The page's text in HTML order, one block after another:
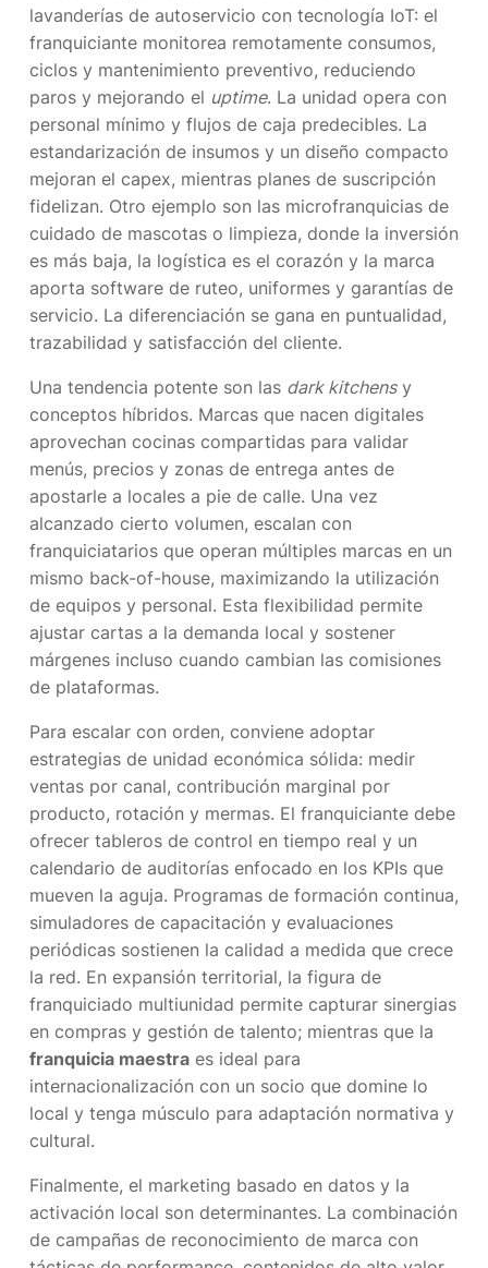
lavanderías de autoservicio con tecnología IoT: el
franquiciante monitorea remotamente consumos,
ciclos y mantenimiento preventivo, reduciendo
paros y mejorando el uptime. La unidad opera con
personal mínimo y flujos de caja predecibles. La
estandarización de insumos y un diseño compacto
mejoran el capex, mientras planes de suscripción
fidelizan. Otro ejemplo son las microfranquicias de
cuidado de mascotas o limpieza, donde la inversión
es más baja, la logística es el corazón y la marca
aporta software de ruteo, uniformes y garantías de
servicio. La diferenciación se gana en puntualidad,
trazabilidad y satisfacción del cliente.
Una tendencia potente son las dark kitchensy
conceptos híbridos. Marcas que nacen digitales
aprovechan cocinas compartidas para validar
menús, precios y zonas de entrega antes de
apostarle a locales a pie de calle. Una vez
alcanzado cierto volumen, escalan con
franquiciatarios que operan múltiples marcas en un
mismo back-of-house, maximizando la utilización
de equipos y personal. Esta flexibilidad permite
ajustar cartas a la demanda local y sostener
márgenes incluso cuando cambian las comisiones
de plataformas.
Para escalar con orden, conviene adoptar
estrategias de unidad económica sólida: medir
ventas por canal, contribución marginal por
producto, rotación y mermas. El franquiciante debe
ofrecer tableros de control en tiempo real y un
calendario de auditorías enfocado en los KPIs que
mueven la aguja. Programas de formación continua,
simuladores de capacitación y evaluaciones
periódicas sostienen la calidad a medida que crece
la red. En expansión territorial, la figura de
franquiciado multiunidad permite capturar sinergias
en compras y gestión de talento; mientras que la
franquicia maestra es ideal para
internacionalización con un socio que domine lo
local y tenga músculo para adaptación normativa y
cultural.
Finalmente, el marketing basado en datos y la
activación local son determinantes. La combinación
de campañas de reconocimiento de marca con